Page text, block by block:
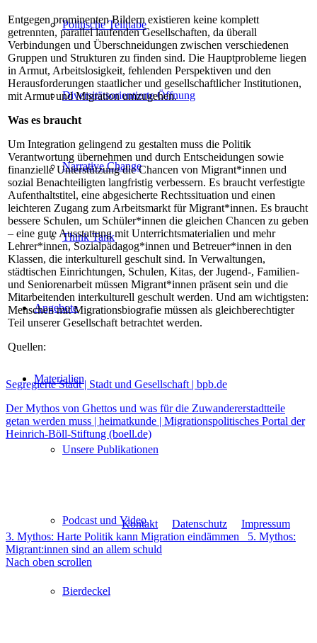
Politische Teilhabe
Diversitätsorientierte Öffnung
Narrative Change
Think Tank
Angebote
Materialien
Unsere Publikationen
Podcast und Video
Bierdeckel
Entgegen prominenten Bildern existieren keine komplett
getrennten, parallel laufenden Gesellschaften, da überall
Verbindungen und Überschneidungen zwischen verschiedenen
Gruppen und Strukturen zu finden sind. Die Hauptprobleme liegen
in Armut, Arbeitslosigkeit, fehlenden Perspektiven und den
Herausforderungen staatlicher und gesellschaftlicher Institutionen,
mit Armut und Migration umzugehen.
Was es braucht
Um Integration gelingend zu gestalten muss die Politik
Verantwortung übernehmen und durch Entscheidungen sowie
finanzielle Unterstützung die Chancen von Migrant*innen und
sozial Benachteiligten langfristig verbessern. Es braucht verfestigte
Aufenthaltstitel, eine abgesicherte Rechtssituation und einen
leichteren Zugang zum Arbeitsmarkt für Migrant*innen. Es braucht
bessere Schulen, um Schüler*innen die gleichen Chancen zu geben
– eine gute Ausstattung mit Unterrichtsmaterialien und mehr
Lehrer*innen, Sozialpädagog*innen und Betreuer*innen in den
Klassen, die interkulturell geschult sind. In Verwaltungen,
städtischen Einrichtungen, Schulen, Kitas, der Jugend-, Familien-
und Seniorenarbeit müssen Migrant*innen präsent sein und die
Mitarbeitenden interkulturell geschult werden. Und am wichtigsten:
Menschen mit Migrationsbiografie müssen als gleichberechtigter
Teil unserer Gesellschaft betrachtet werden.
Quellen:
Segregierte Stadt | Stadt und Gesellschaft | bpb.de
Der Mythos von Ghettos und was für die Zuwandererstadtteile
getan werden muss | heimatkunde | Migrationspolitisches Portal der
Heinrich-Böll-Stiftung (boell.de)
Kontakt Datenschutz
Impressum
3. Mythos: Harte Politik kann Migration eindämmen
5. Mythos:
Migrant:innen sind an allem schuld
Nach oben scrollen